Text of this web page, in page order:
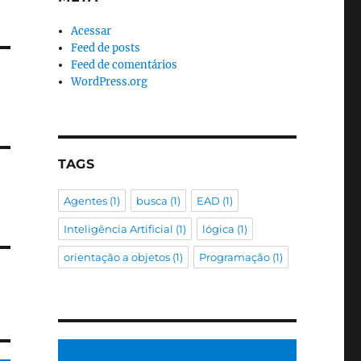
Acessar
Feed de posts
Feed de comentários
WordPress.org
TAGS
Agentes(1) busca (1) EAD (1)
Inteligência Artificial (1) lógica (1)
orientação a objetos(1) Programação(1)